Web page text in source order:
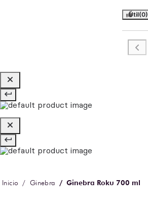
Útil(0)
Ginebra Ginebra Roku 700 ml